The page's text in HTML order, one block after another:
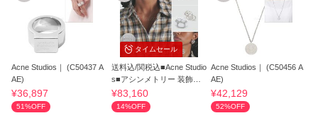
Acne Studios｜ (C50437 A
AE)
¥36,897
51%OFF
タイムセール
送料込/関税込■Acne Studio
s■アシンメトリー 装飾ピ
アス
¥83,160
14%OFF
Acne Studios｜ (C50456 A
AE)
¥42,129
52%OFF